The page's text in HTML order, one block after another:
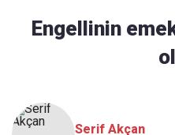
Engellinin
Serif Akçan